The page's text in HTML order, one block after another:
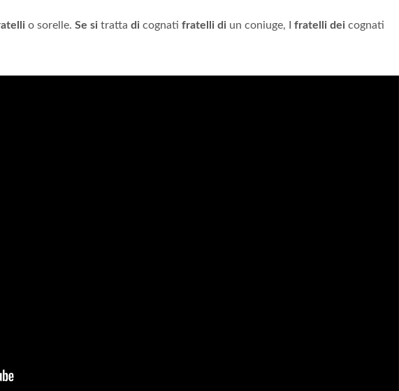
o sorelle. Se si tratta di cognati fratelli di un coniuge, I fratelli dei cognati